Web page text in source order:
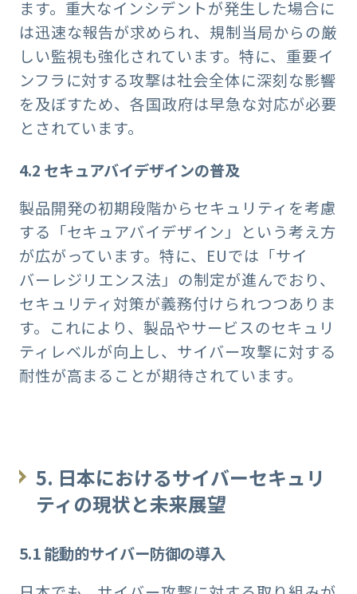
ます。重大なインシデントが発生した場合に
は迅速な報告が求められ、規制当局からの厳
しい監視も強化されています。特に、重要イ
ンフラに対する攻撃は社会全体に深刻な影響
を及ぼすため、各国政府は早急な対応が必要
とされています。
4.2 セキュアバイデザインの普及
製品開発の初期段階からセキュリティを考慮
する「セキュアバイデザイン」という考え方
が広がっています。特に、EUでは「サイ
バーレジリエンス法」の制定が進んでおり、
セキュリティ対策が義務付けられつつありま
す。これにより、製品やサービスのセキュリ
ティレベルが向上し、サイバー攻撃に対する
耐性が高まることが期待されています。
5. 日本におけるサイバーセキュリ
ティの現状と未来展望
5.1 能動的サイバー防御の導入